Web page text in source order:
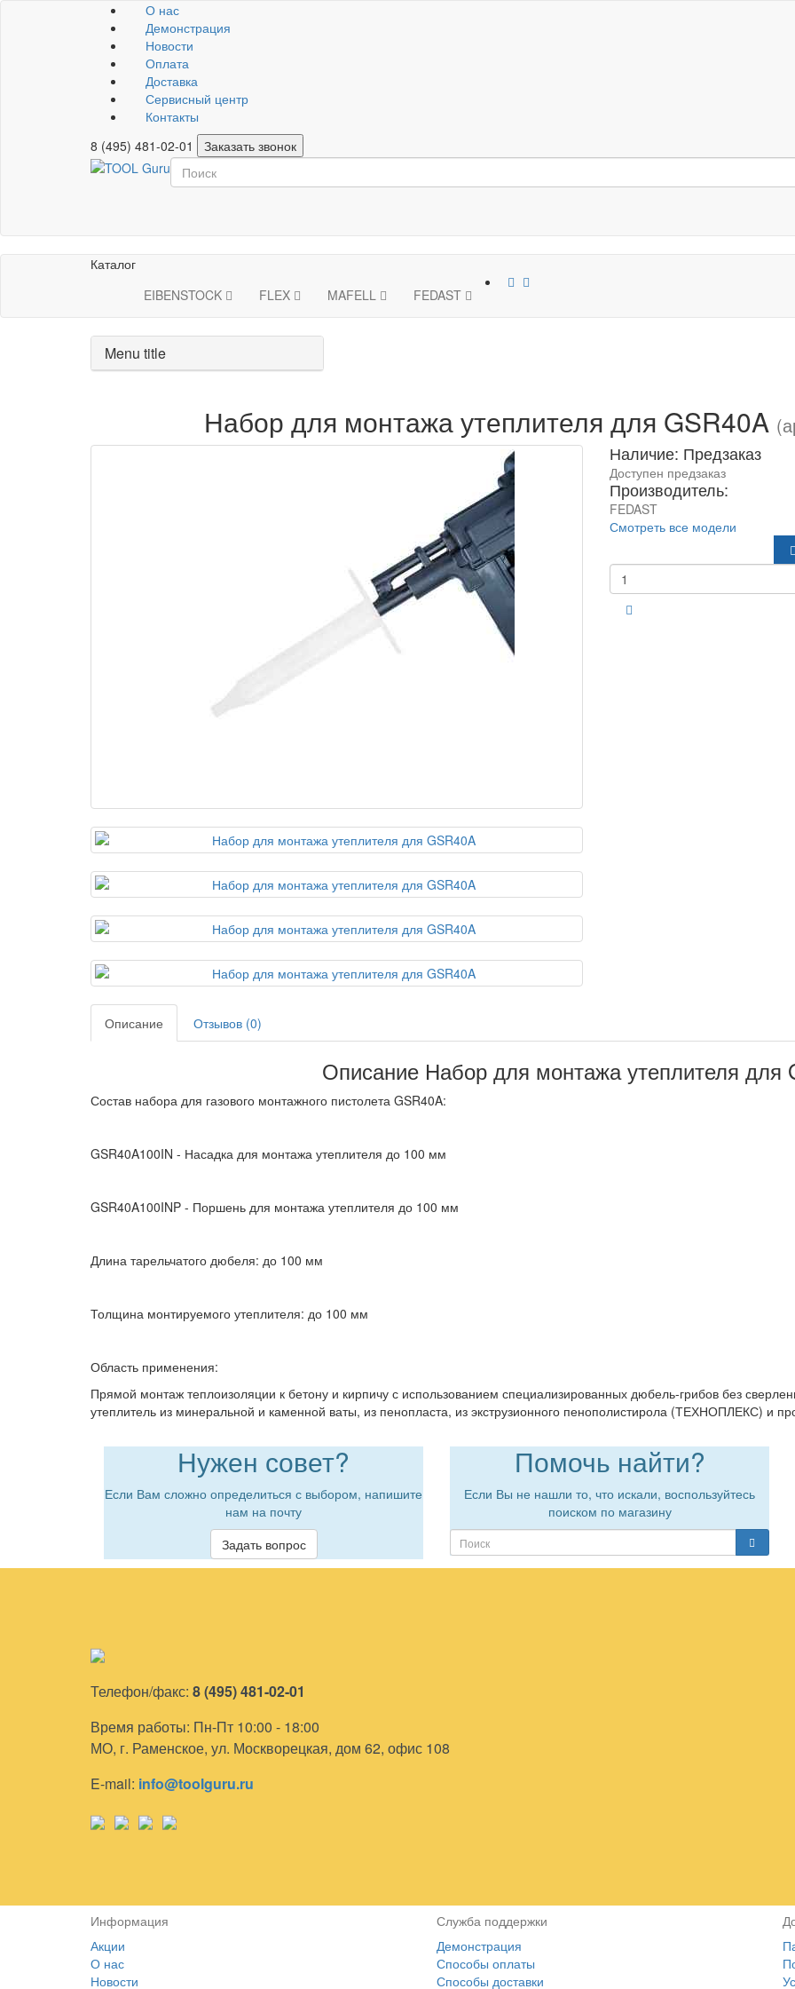
О нас
Демонстрация
Новости
Оплата
Доставка
Сервисный центр
Контакты
8 (495) 481-02-01
Заказать звонок
Каталог
EIBENSTOCK
FLEX MAFELL FEDAST
Menu title
Набор для монтажа утеплителя для GSR40A
Наличие: Предзаказ
Доступен предзаказ
Производитель:
FEDAST
Смотреть все модели
Описание Отзывов (0)
Описание Набор для монтажа утеплителя для
Состав набора для газового монтажного пистолета GSR40A:
GSR40A100IN - Насадка для монтажа утеплителя до 100 мм
GSR40A100INP - Поршень для монтажа утеплителя до 100 мм
Длина тарельчатого дюбеля: до 100 мм
Толщина монтируемого утеплителя: до 100 мм
Область применения:
Прямой монтаж теплоизоляции к бетону и кирпичу с использованием специализированных дюбель-грибов без
утеплитель из минеральной и каменной ваты, из пенопласта, из экструзионного пенополистирола (ТЕХНОПЛЕКС) и
Нужен совет?
Если Вам сложно определиться с выбором, напишите
нам на почту
Задать вопрос
Помочь найти?
Если Вы не нашли то, что искали, воспользуйтесь
поиском по магазину
Телефон/факс: 8 (495) 481-02-01
Время работы: Пн-Пт 10:00 - 18:00
МО, г. Раменское, ул. Москворецкая, дом 62, офис 108
E-mail: info@toolguru.ru
Информация
Акции
О нас
Новости
Служба поддержки
Демонстрация
Способы оплаты
Способы доставки